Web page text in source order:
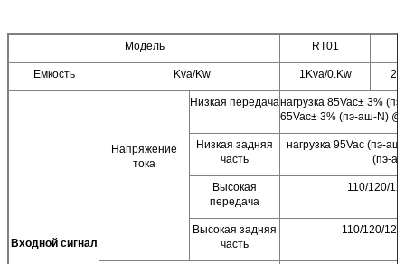
Модель RT01
Емкость Kva/Kw 1Kva/0.Kw
Входной сигнал
Напряжение
тока
Низкая передачанагрузка 85Vac± 3%
65Vac± 3% (пэ-аш-N)
Низкая задняя
часть
нагрузка 95Vac (пэ-
(пэ-
Высокая
передача
110/120/
Высокая задняя
часть
110/120/